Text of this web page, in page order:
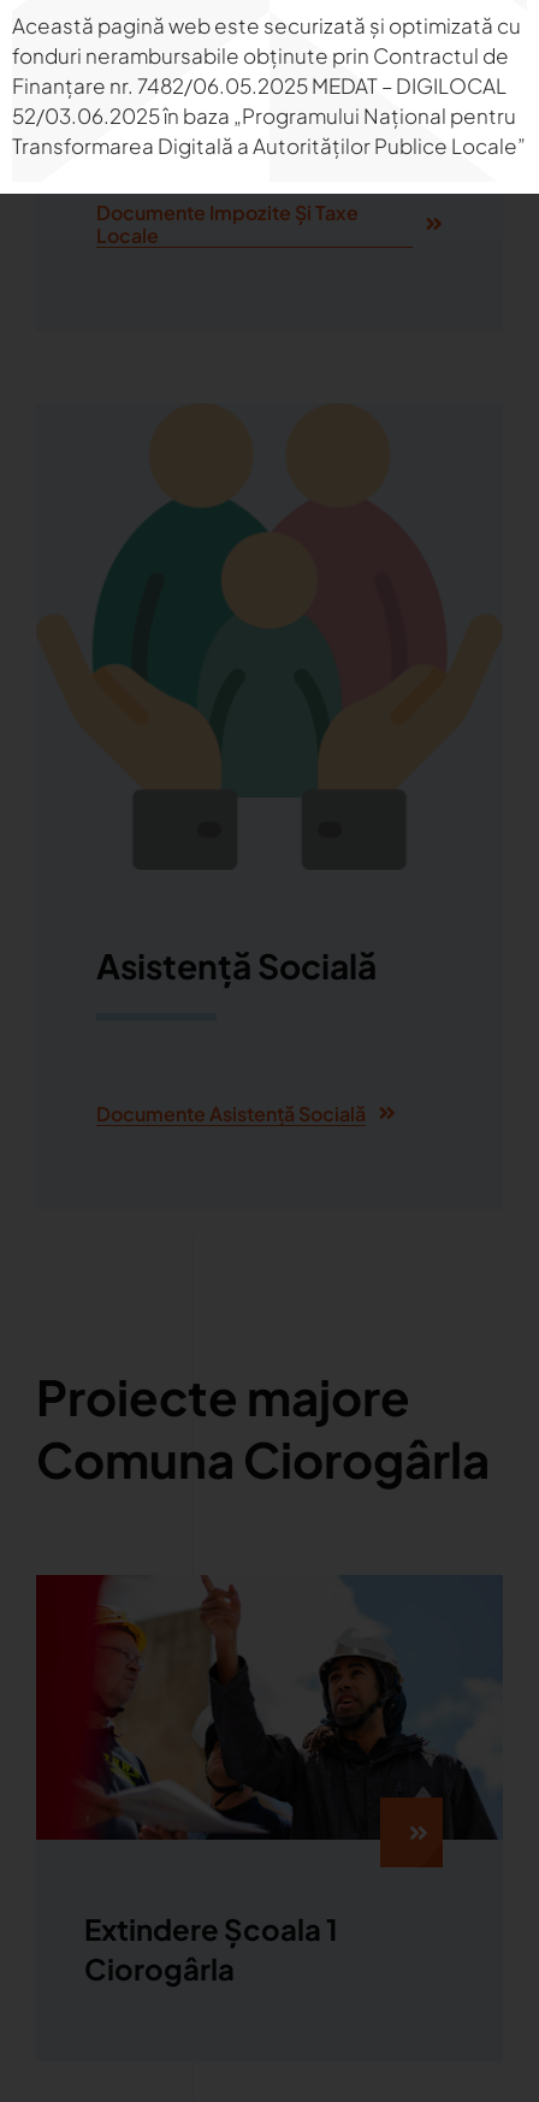
Impozite Și Taxe Locale
Documente Impozite Și Taxe
Locale
Asistență Socială
Documente Asistență Socială
Proiecte majore
Comuna Ciorogârla
Extindere Școala 1
Ciorogârla
Această pagină web este securizată și optimizată cu
fonduri nerambursabile obținute prin Contractul de
Finanțare nr. 7482/06.05.2025 MEDAT – DIGILOCAL
52/03.06.2025 în baza „Programului Național pentru
Transformarea Digitală a Autorităților Publice Locale”